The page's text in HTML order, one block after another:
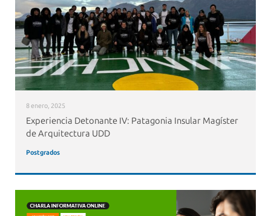
8 enero, 2025
Experiencia Detonante IV: Patagonia Insular Magíster
de Arquitectura UDD
Postgrados